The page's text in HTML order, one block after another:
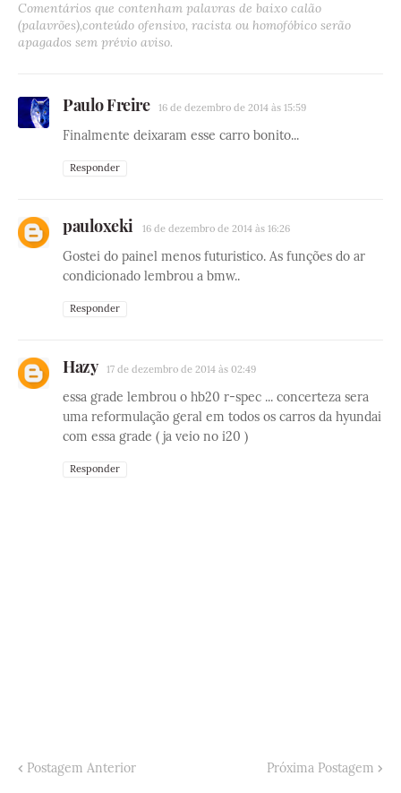
Comentários que contenham palavras de baixo calão
(palavrões),conteúdo ofensivo, racista ou homofóbico serão
apagados sem prévio aviso.
Paulo Freire 16 de dezembro de 2014 às 15:59
Finalmente deixaram esse carro bonito...
Responder
pauloxeki 16 de dezembro de 2014 às 16:26
Gostei do painel menos futuristico. As funções do ar
condicionado lembrou a bmw..
Responder
Hazy 17 de dezembro de 2014 às 02:49
essa grade lembrou o hb20 r-spec ... concerteza sera
uma reformulação geral em todos os carros da hyundai
com essa grade ( ja veio no i20 )
Responder
Postagem Anterior Próxima Postagem